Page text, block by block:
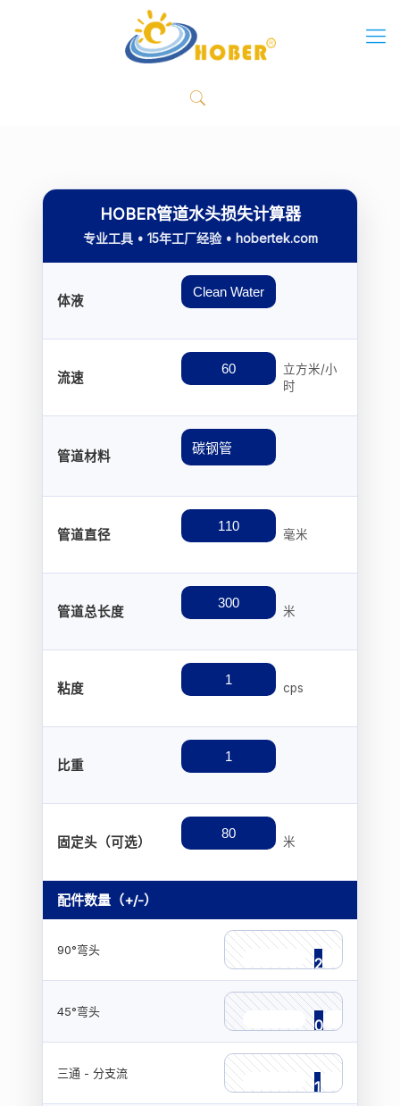
HOBER管道水头损失计算器
专业工具 • 15年工厂经验 • hobertek.com
体液
流速
立方米/小
时
管道材料
管道直径 毫米
管道总长度 米
粘度 cps
比重
固定头（可选） 米
配件数量（+/-）
90°弯头
− 2
45°弯头
− 0
三通 - 分支流
− 1